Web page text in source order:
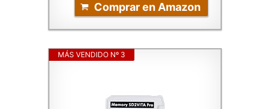
Comprar en Amazon
MÁS VENDIDO Nº 3